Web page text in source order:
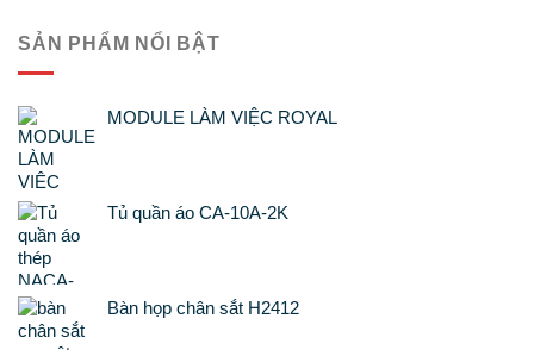
SẢN PHẨM NỔI BẬT
MODULE LÀM VIỆC ROYAL
Tủ quần áo CA-10A-2K
Bàn họp chân sắt H2412